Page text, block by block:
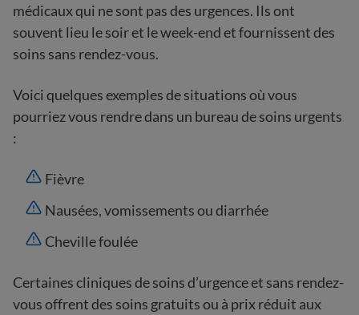
médicaux qui ne sont pas des urgences. Ils ont
souvent lieu le soir et le week-end et fournissent des
soins sans rendez-vous.
Voici quelques exemples de situations où vous
pourriez vous rendre dans un bureau de soins urgents
:
Fièvre
Nausées, vomissements ou diarrhée
Cheville foulée
Certaines cliniques de soins d’urgence et sans rendez-
vous offrent des soins gratuits ou à prix réduit aux